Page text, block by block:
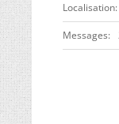
Localisation
Messages